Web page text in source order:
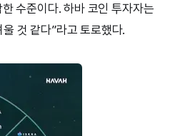
수준이다. 하바 코인 투자자는
것 같다”라고 토로했다.